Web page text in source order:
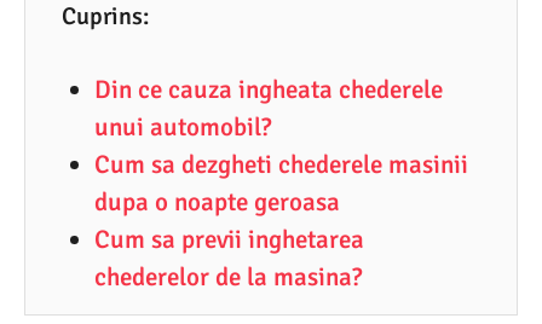
Cuprins:
Din ce cauza ingheata chederele
unui automobil?
Cum sa dezgheti chederele masinii
dupa o noapte geroasa
Cum sa previi inghetarea
chederelor de la masina?